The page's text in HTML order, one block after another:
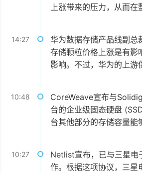
上涨带来的压力，从而在
14:27
华为数据存储产品线副
存储颗粒价格上涨是有影
影响。不过，华为的上
10:48
CoreWeave宣布与
台的企业级固态硬盘
台其他部分的存储容量能
10:27
Netlist宣布，已与三星电
作。根据这项协议，三